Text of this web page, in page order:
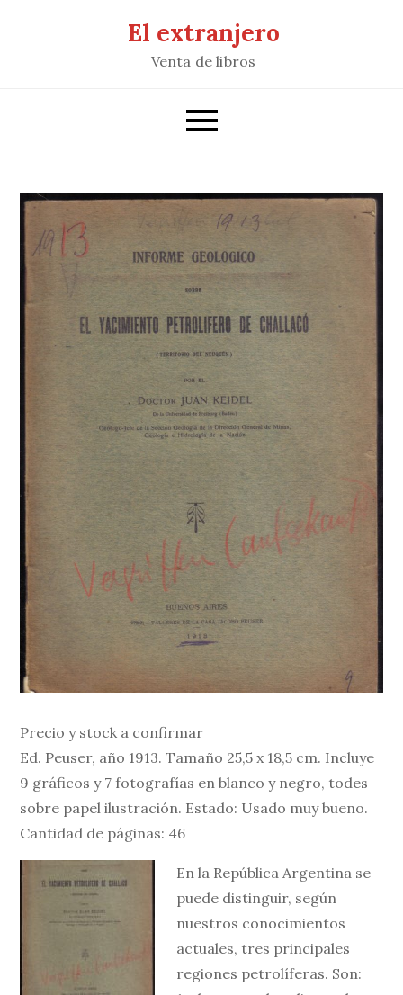
El extranjero
Venta de libros
Precio y stock a confirmar
Ed. Peuser, año 1913. Tamaño 25,5 x 18,5 cm. Incluye
9 gráficos y 7 fotografías en blanco y negro, todes
sobre papel ilustración. Estado: Usado muy bueno.
Cantidad de páginas: 46
En la República Argentina se
puede distinguir, según
nuestros conocimientos
actuales, tres principales
regiones petrolíferas. Son: